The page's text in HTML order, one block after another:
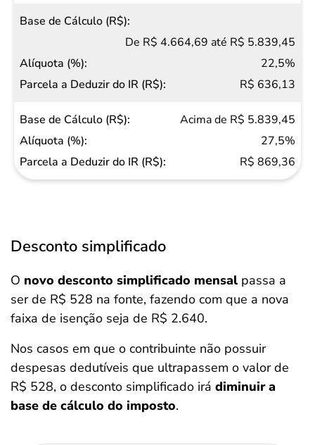
De R$ 4.664,69 até R$ 5.839,45
22,5%
R$ 636,13
Acima de R$ 5.839,45
27,5%
R$ 869,36
Desconto simplificado
O novo desconto simplificado mensal passa a
ser de R$ 528 na fonte, fazendo com que a nova
faixa de isenção seja de R$ 2.640.
Nos casos em que o contribuinte não possuir
despesas dedutíveis que ultrapassem o valor de
R$ 528, o desconto simplificado irá diminuir a
base de cálculo do imposto.